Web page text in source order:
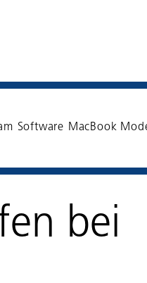
Software MacBook
bei